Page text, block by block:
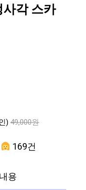
각 스카
) 49,000원
169건
내용